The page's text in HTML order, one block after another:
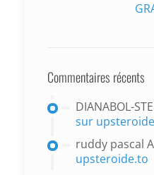
Commentaires récents
DIANABOL-
sur
ruddy pascal
upsteroide.to